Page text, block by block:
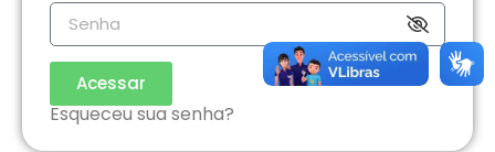
Acessar
Esqueceu sua senha?